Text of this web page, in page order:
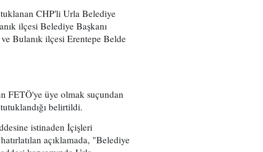
CHP'li Urla Belediye
ilçesi Belediye Başkanı
Bulanık ilçesi Erentepe Belde
FETÖ'ye üye olmak suçundan
belirtildi.
istinaden İçişleri
açıklamada, "Belediye